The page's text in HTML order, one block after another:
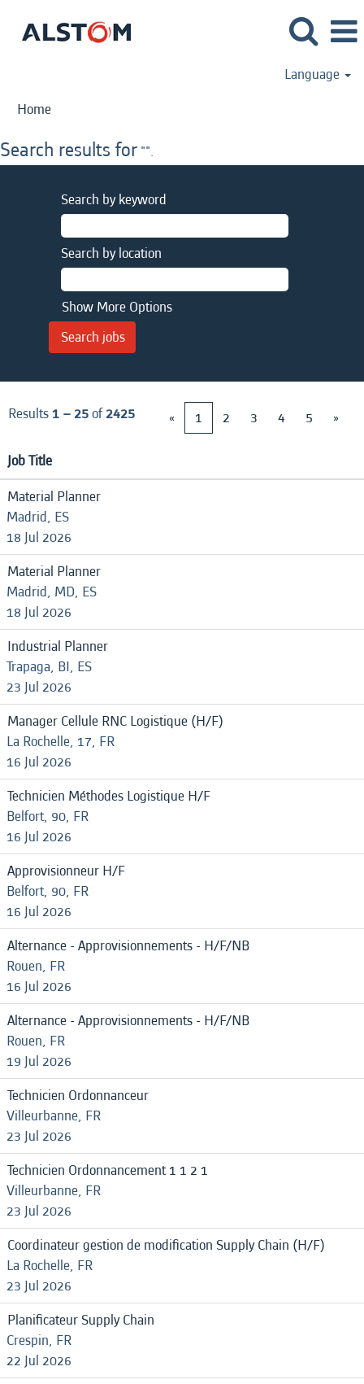
Language
Home
Search results for "".
Search by keyword
Search by location
Show More Options
Results1 – 25of2425 « 1 2 3 4 5 »
Job Title
Material Planner
Madrid, ES
18 Jul 2026
Material Planner
Madrid, MD, ES
18 Jul 2026
Industrial Planner
Trapaga, BI, ES
23 Jul 2026
Manager Cellule RNC Logistique (H/F)
La Rochelle, 17, FR
16 Jul 2026
Technicien Méthodes Logistique H/F
Belfort, 90, FR
16 Jul 2026
Approvisionneur H/F
Belfort, 90, FR
16 Jul 2026
Alternance - Approvisionnements - H/F/NB
Rouen, FR
16 Jul 2026
Alternance - Approvisionnements - H/F/NB
Rouen, FR
19 Jul 2026
Technicien Ordonnanceur
Villeurbanne, FR
23 Jul 2026
Technicien Ordonnancement 1 1 2 1
Villeurbanne, FR
23 Jul 2026
Coordinateur gestion de modification Supply Chain (H/F)
La Rochelle, FR
23 Jul 2026
Planificateur Supply Chain
Crespin, FR
22 Jul 2026